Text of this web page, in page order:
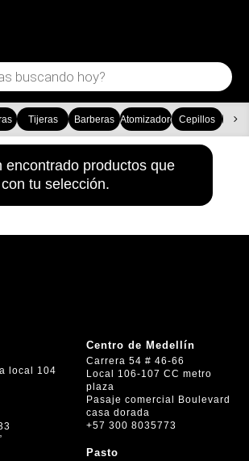
Tijeras Barberas AtomizadoresCepillos
encontrado productos que
tu selección.
local 104
Centro de Medellín
Carrera 54 # 46-66
Local 106-107 CC metro
plaza
Pasaje comercial Boulevard
casa dorada
+57 300 8035773
Pasto